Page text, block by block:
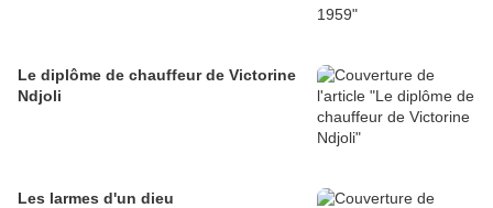
Le diplôme de chauffeur de Victorine
Ndjoli
Les larmes d'un dieu